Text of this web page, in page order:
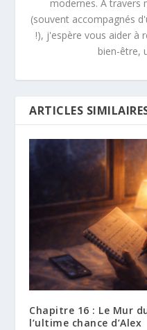
modernes. À travers
(souvent accompagnés
!), j'espère vous aider à
bien-être,
ARTICLES
Chapitre 16 : Le Mur
l’ultime chance d’Alex